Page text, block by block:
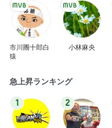
市川團十郎白
猿
小林麻央
急上昇ランキング
1 2